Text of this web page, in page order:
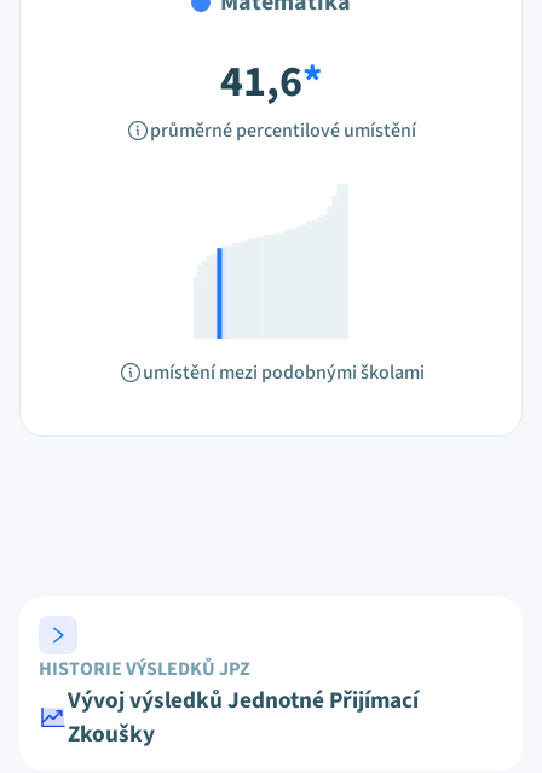
41,6*
průměrné percentilové umístění
umístění mezi podobnými školami
HISTORIE VÝSLEDKŮ JPZ
Vývoj výsledků Jednotné Přijímací
Zkoušky